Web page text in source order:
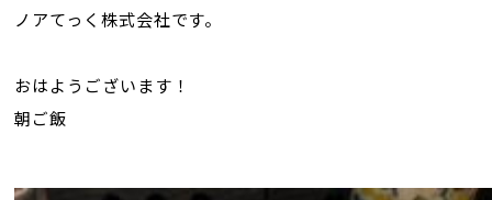
ノアてっく株式会社です。
おはようございます！
朝ご飯